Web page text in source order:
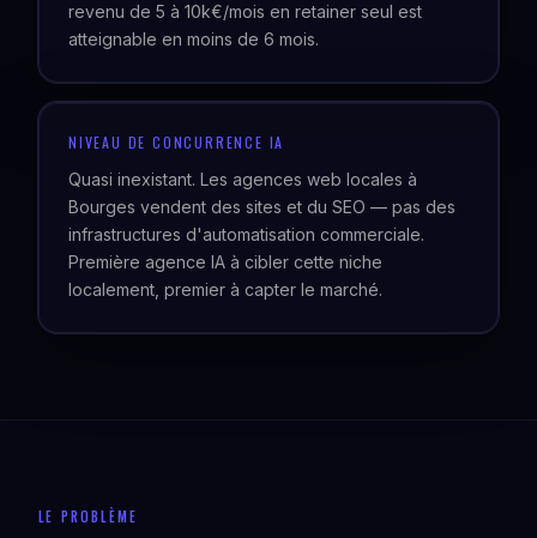
revenu de 5 à 10k€/mois en retainer seul est
atteignable en moins de 6 mois.
NIVEAU DE CONCURRENCE IA
Quasi inexistant. Les agences web locales à
Bourges vendent des sites et du SEO — pas des
infrastructures d'automatisation commerciale.
Première agence IA à cibler cette niche
localement, premier à capter le marché.
LE PROBLÈME